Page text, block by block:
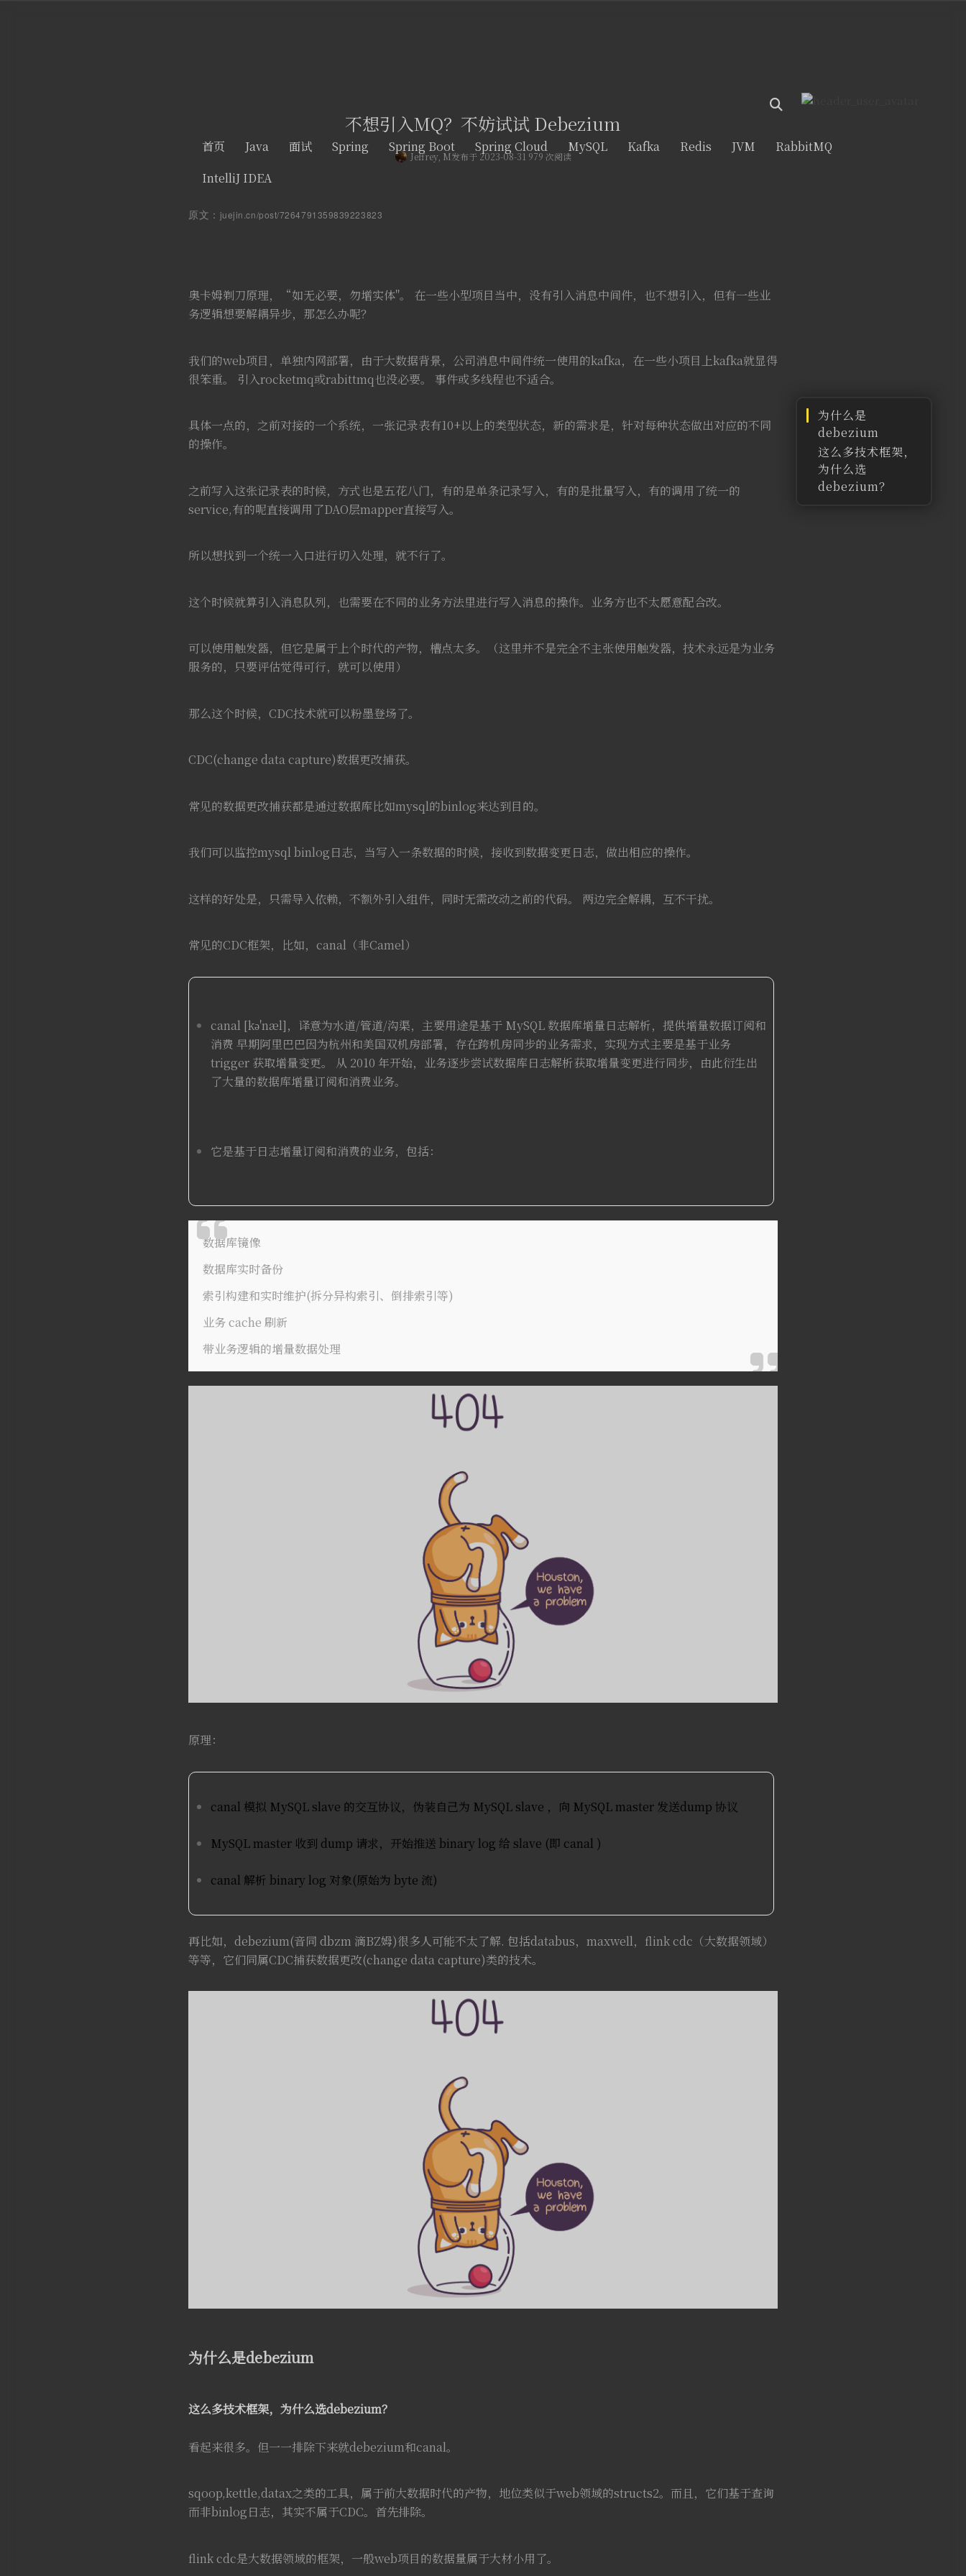
首页 Java 面试 Spring Spring Boot Spring Cloud MySQL Kafka Redis JVM
RabbitMQ
IntelliJ IDEA
不想引入MQ？不妨试试 Debezium
Jeffrey, M发布于 2023-08-31 979 次阅读
原文： juejin.cn/post/7264791359839223823
奥卡姆剃刀原理，“如无必要，勿增实体"。 在一些小型项目当中，没有引入消息中间件，也不想引入，但有一些业
务逻辑想要解耦异步，那怎么办呢？
我们的web项目，单独内网部署，由于大数据背景，公司消息中间件统一使用的kafka，在一些小项目上kafka就显得
很笨重。 引入rocketmq或rabittmq也没必要。 事件或多线程也不适合。
具体一点的，之前对接的一个系统，一张记录表有10+以上的类型状态，新的需求是，针对每种状态做出对应的不同
的操作。
之前写入这张记录表的时候，方式也是五花八门，有的是单条记录写入，有的是批量写入，有的调用了统一的
service,有的呢直接调用了DAO层mapper直接写入。
所以想找到一个统一入口进行切入处理，就不行了。
这个时候就算引入消息队列，也需要在不同的业务方法里进行写入消息的操作。业务方也不太愿意配合改。
可以使用触发器，但它是属于上个时代的产物，槽点太多。（这里并不是完全不主张使用触发器，技术永远是为业务
服务的，只要评估觉得可行，就可以使用）
那么这个时候，CDC技术就可以粉墨登场了。
CDC(change data capture)数据更改捕获。
常见的数据更改捕获都是通过数据库比如mysql的binlog来达到目的。
我们可以监控mysql binlog日志，当写入一条数据的时候，接收到数据变更日志，做出相应的操作。
这样的好处是，只需导入依赖，不额外引入组件，同时无需改动之前的代码。 两边完全解耦，互不干扰。
常见的CDC框架，比如，canal（非Camel）
canal [kə'næl]，译意为水道/管道/沟渠，主要用途是基于 MySQL 数据库增量日志解析，提供增量数据订阅和
消费 早期阿里巴巴因为杭州和美国双机房部署，存在跨机房同步的业务需求，实现方式主要是基于业务
trigger 获取增量变更。 从 2010 年开始，业务逐步尝试数据库日志解析获取增量变更进行同步，由此衍生出
了大量的数据库增量订阅和消费业务。
它是基于日志增量订阅和消费的业务，包括：
数据库镜像
数据库实时备份
索引构建和实时维护(拆分异构索引、倒排索引等)
业务 cache 刷新
带业务逻辑的增量数据处理
原理：
canal 模拟 MySQL slave 的交互协议，伪装自己为 MySQL slave ，向 MySQL master 发送dump 协议
MySQL master 收到 dump 请求，开始推送 binary log 给 slave (即 canal )
canal 解析 binary log 对象(原始为 byte 流)
再比如，debezium(音同 dbzm 滴BZ姆)很多人可能不太了解. 包括databus，maxwell，flink cdc（大数据领域）
等等，它们同属CDC捕获数据更改(change data capture)类的技术。
为什么是debezium
这么多技术框架，为什么选debezium？
看起来很多。但一一排除下来就debezium和canal。
sqoop,kettle,datax之类的工具，属于前大数据时代的产物，地位类似于web领域的structs2。而且，它们基于查询
而非binlog日志，其实不属于CDC。首先排除。
flink cdc是大数据领域的框架，一般web项目的数据量属于大材小用了。
为什么是
debezium
这么多技术框架，
为什么选
debezium？